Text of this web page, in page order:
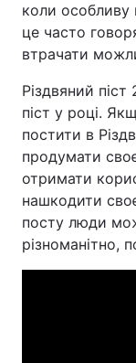
коли особливу
це часто
втрачати
Різдвяний
піст у році.
постити в
продумати
отримати
нашкодити
посту люди
різноманітно,